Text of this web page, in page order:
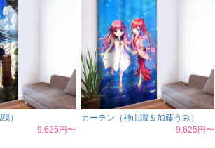
）
9,625円〜
カーテン（神山識＆加藤うみ）
9,625円〜